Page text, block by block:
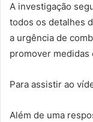
A investigação
todos os detalhes
a urgência de
promover medidas
Para assistir ao
Além de uma